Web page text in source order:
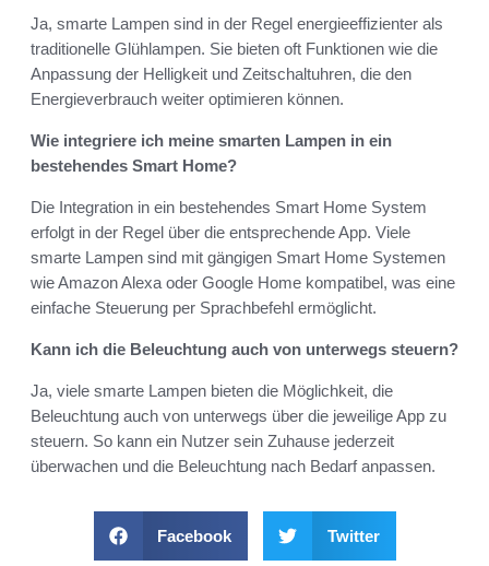
Ja, smarte Lampen sind in der Regel energieeffizienter als
traditionelle Glühlampen. Sie bieten oft Funktionen wie die
Anpassung der Helligkeit und Zeitschaltuhren, die den
Energieverbrauch weiter optimieren können.
Wie integriere ich meine smarten Lampen in ein
bestehendes Smart Home?
Die Integration in ein bestehendes Smart Home System
erfolgt in der Regel über die entsprechende App. Viele
smarte Lampen sind mit gängigen Smart Home Systemen
wie Amazon Alexa oder Google Home kompatibel, was eine
einfache Steuerung per Sprachbefehl ermöglicht.
Kann ich die Beleuchtung auch von unterwegs steuern?
Ja, viele smarte Lampen bieten die Möglichkeit, die
Beleuchtung auch von unterwegs über die jeweilige App zu
steuern. So kann ein Nutzer sein Zuhause jederzeit
überwachen und die Beleuchtung nach Bedarf anpassen.
Facebook Twitter